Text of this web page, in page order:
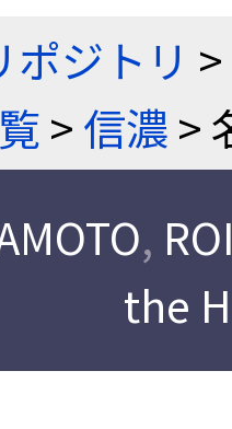
ジトリ >
>信濃>
,
the